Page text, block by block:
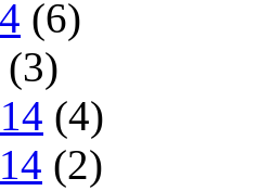
(6)
(3)
(4)
(2)